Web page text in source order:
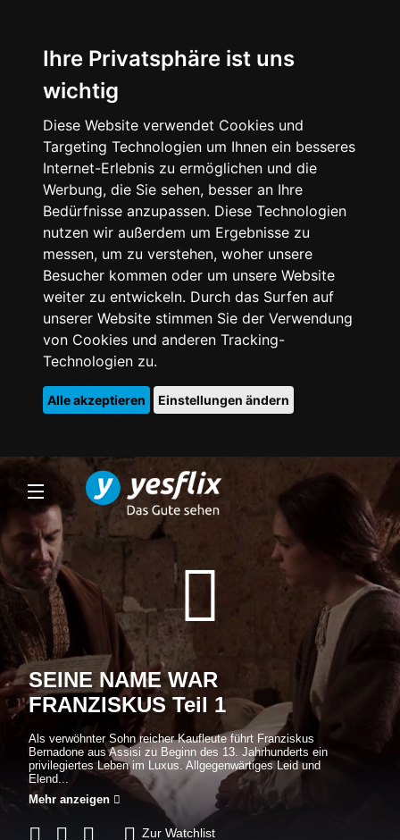
Ihre Privatsphäre ist uns
wichtig
Diese Website verwendet Cookies und
Targeting Technologien um Ihnen ein besseres
Internet-Erlebnis zu ermöglichen und die
Werbung, die Sie sehen, besser an Ihre
Bedürfnisse anzupassen. Diese Technologien
nutzen wir außerdem um Ergebnisse zu
messen, um zu verstehen, woher unsere
Besucher kommen oder um unsere Website
weiter zu entwickeln. Durch das Surfen auf
unserer Website stimmen Sie der Verwendung
von Cookies und anderen Tracking-
Technologien zu.
Alle akzeptieren Einstellungen ändern
SEINE NAME WAR
FRANZISKUS Teil 1
Als verwöhnter Sohn reicher Kaufleute führt Franziskus
Bernadone aus Assisi zu Beginn des 13. Jahrhunderts ein
privilegiertes Leben im Luxus. Allgegenwärtiges Leid und
Elend...
Mehr anzeigen
Zur Watchlist